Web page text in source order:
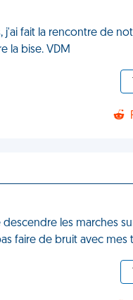
fait la rencontre de
la bise. VDM
les marches
faire de bruit avec mes